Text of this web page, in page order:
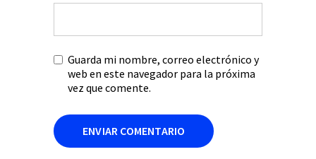
Guarda mi nombre, correo electrónico y
web en este navegador para la próxima
vez que comente.